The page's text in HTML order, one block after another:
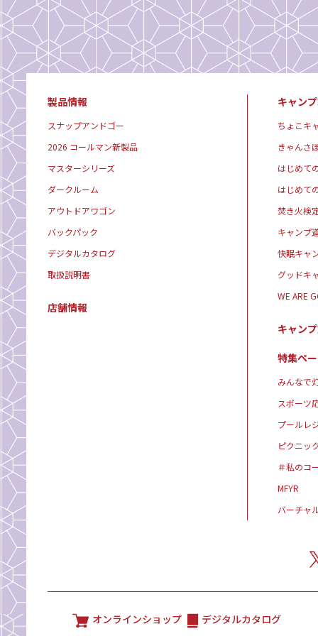
製品情報
スナップアンドゴー
2026 コールマン新製品
マスターシリーズ
ダークルーム
アウトドアワゴン
バックパック
デジタルカタログ
取扱説明書
店舗情報
キャン
ちょこキ
きゃんさ
はじめて
はじめて
焚き火検
キャンプ
快眠キャ
グッドキ
WE ARE
キャン
特集ペ
みんなで
スポーツ
プールレ
ピクニッ
＃私のコ
MFYR
バーチャ
オンラインショップ デジタルカタログ